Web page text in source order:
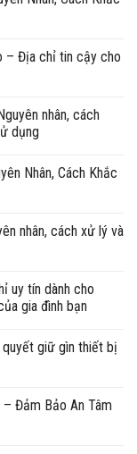
– Địa chỉ tin cậy cho
nhân, cách
dụng
Nhân, Cách Khắc
nhân, cách xử lý và
uy tín dành cho
gia đình bạn
giữ gìn thiết bị
– Đảm Bảo An Tâm